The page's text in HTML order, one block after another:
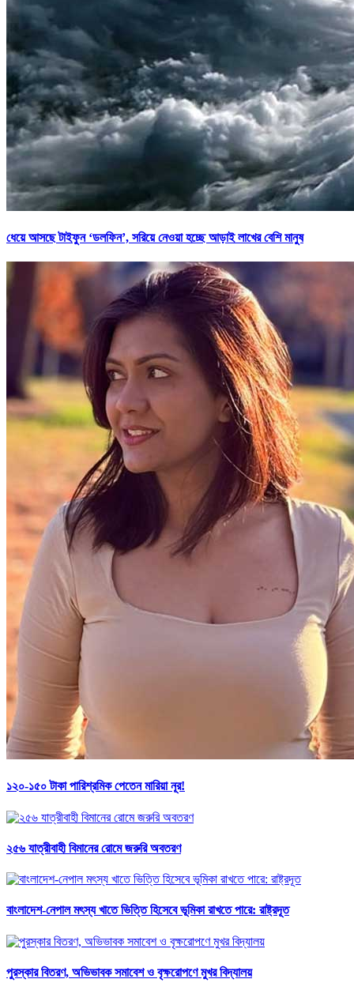
ধেয়ে আসছে টাইফুন ‘ডলফিন’, সরিয়ে নেওয়া হচ্ছে আড়াই লাখের বেশি মানুষ
১২০-১৫০ টাকা পারিশ্রমিক পেতেন মারিয়া নূর!
২৫৬ যাত্রীবাহী বিমানের রোমে জরুরি অবতরণ
বাংলাদেশ-নেপাল মৎস্য খাতে ভিত্তি হিসেবে ভূমিকা রাখতে পারে: রাষ্ট্রদূত
পুরস্কার বিতরণ, অভিভাবক সমাবেশ ও বৃক্ষরোপণে মুখর বিদ্যালয়